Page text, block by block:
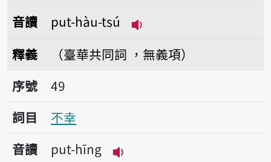
音讀
put-hàu-tsú
釋義
（臺華共同詞 ，無義項）
序號49不幸
序號
49
詞目
不幸
音讀
put-hīng